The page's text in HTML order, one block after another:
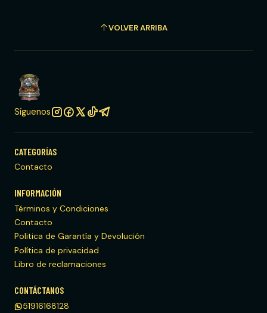
VOLVER ARRIBA
Síguenos
CATEGORÍAS
Contacto
INFORMACIÓN
Términos y Condiciones
Contacto
Politica de Garantía y Devolución
Política de privacidad
Libro de reclamaciones
CONTÁCTANOS
51916168128